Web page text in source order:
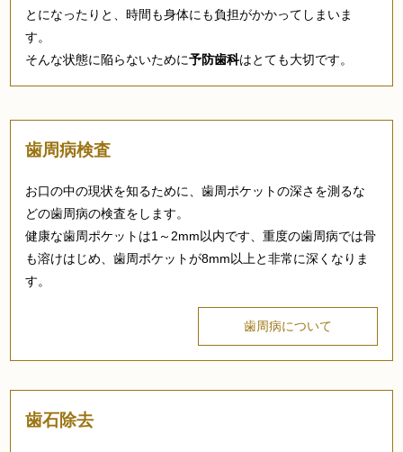
とになったりと、時間も身体にも負担がかかってしまいま
す。
そんな状態に陥らないために予防歯科はとても大切です。
歯周病検査
お口の中の現状を知るために、歯周ポケットの深さを測るな
どの歯周病の検査をします。
健康な歯周ポケットは1～2mm以内です、重度の歯周病では骨
も溶けはじめ、歯周ポケットが8mm以上と非常に深くなりま
す。
歯周病について
歯石除去